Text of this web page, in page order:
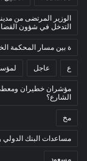
بيئة
ثقافة
أدب وشعر
بروفايل
تربية وتعليم
فلسفة
الوزير المرتضى من
التدخل في شؤون
ة بين مسار المحكمة
ع عاجل
مؤشران خطيران ومعطى
الشارع؟
مخ
مساعدات البنك الدولي
مسعود